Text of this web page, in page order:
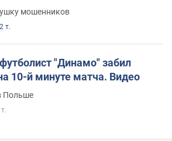
мошенников
т.
"Динамо" забил
10-й минуте матча. Видео
Польше